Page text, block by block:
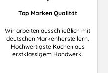
Top Marken Qualität
Wir arbeiten ausschließlich mit
deutschen Markenherstellern.
Hochwertigste Küchen aus
erstklassigem Handwerk.